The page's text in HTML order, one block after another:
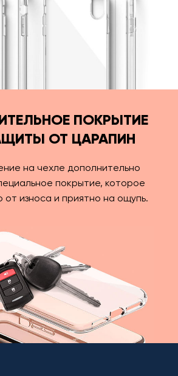
ПОКРЫТИЕ
ОТ ЦАРАПИН
на чехле дополнительно
покрытие, которое
износа и приятно на ощупь.